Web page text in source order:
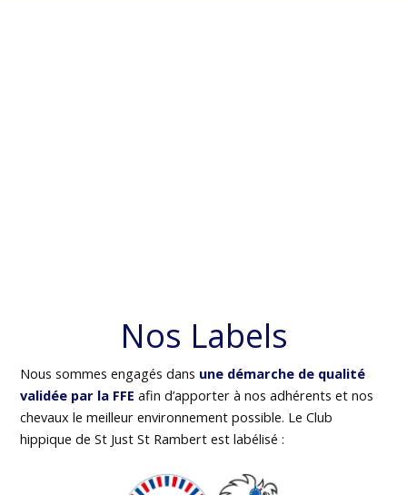
Nos Labels
Nous sommes engagés dans une démarche de qualité
validée par la FFE afin d’apporter à nos adhérents et nos
chevaux le meilleur environnement possible. Le Club
hippique de St Just St Rambert est labélisé :